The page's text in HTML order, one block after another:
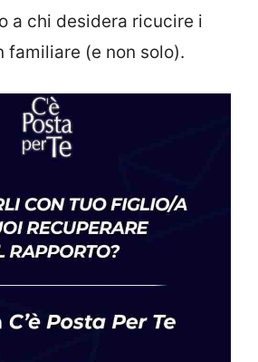
a chi desidera ricucire i
familiare (e non solo).